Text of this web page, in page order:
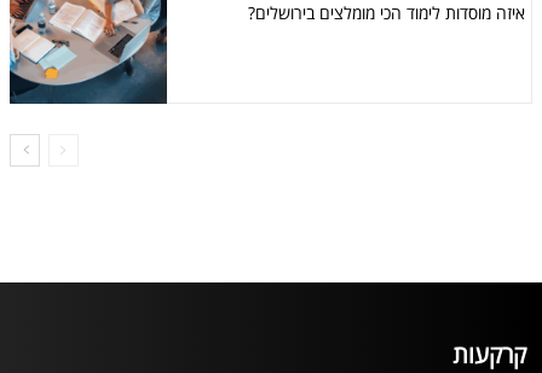
איזה מוסדות לימוד הכי מומלצים בירושלים?
קרקעות